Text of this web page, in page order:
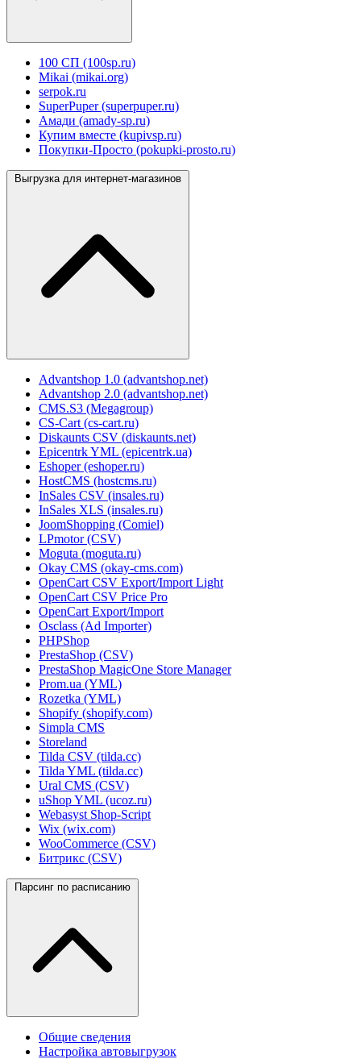
100 СП (100sp.ru)
Mikai (mikai.org)
serpok.ru
SuperPuper (superpuper.ru)
Амади (amady-sp.ru)
Купим вместе (kupivsp.ru)
Покупки-Просто (pokupki-prosto.ru)
Выгрузка для интернет-магазинов
Advantshop 1.0 (advantshop.net)
Advantshop 2.0 (advantshop.net)
CMS.S3 (Megagroup)
CS-Cart (cs-cart.ru)
Diskaunts CSV (diskaunts.net)
Epicentrk YML (epicentrk.ua)
Eshoper (eshoper.ru)
HostCMS (hostcms.ru)
InSales CSV (insales.ru)
InSales XLS (insales.ru)
JoomShopping (Comiel)
LPmotor (CSV)
Moguta (moguta.ru)
Okay CMS (okay-cms.com)
OpenCart CSV Export/Import Light
OpenCart CSV Price Pro
OpenCart Export/Import
Osclass (Ad Importer)
PHPShop
PrestaShop (CSV)
PrestaShop MagicOne Store Manager
Prom.ua (YML)
Rozetka (YML)
Shopify (shopify.com)
Simpla CMS
Storeland
Tilda CSV (tilda.cc)
Tilda YML (tilda.cc)
Ural CMS (CSV)
uShop YML (ucoz.ru)
Webasyst Shop-Script
Wix (wix.com)
WooCommerce (CSV)
Битрикс (CSV)
Парсинг по расписанию
Общие сведения
Настройка автовыгрузок